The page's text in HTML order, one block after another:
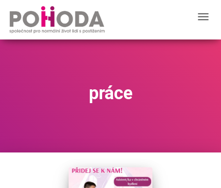
práce